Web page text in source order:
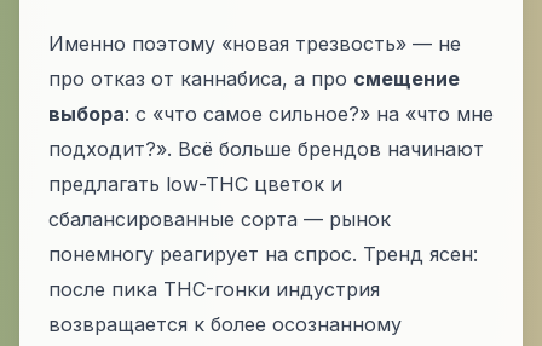
Именно поэтому «новая трезвость» — не
про отказ от каннабиса, а про смещение
выбора: с «что самое сильное?» на «что мне
подходит?». Всё больше брендов начинают
предлагать low-THC цветок и
сбалансированные сорта — рынок
понемногу реагирует на спрос. Тренд ясен:
после пика THC-гонки индустрия
возвращается к более осознанному